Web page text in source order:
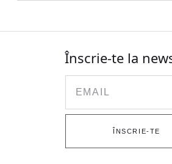
Înscrie-te la
ÎNSCRIE-TE